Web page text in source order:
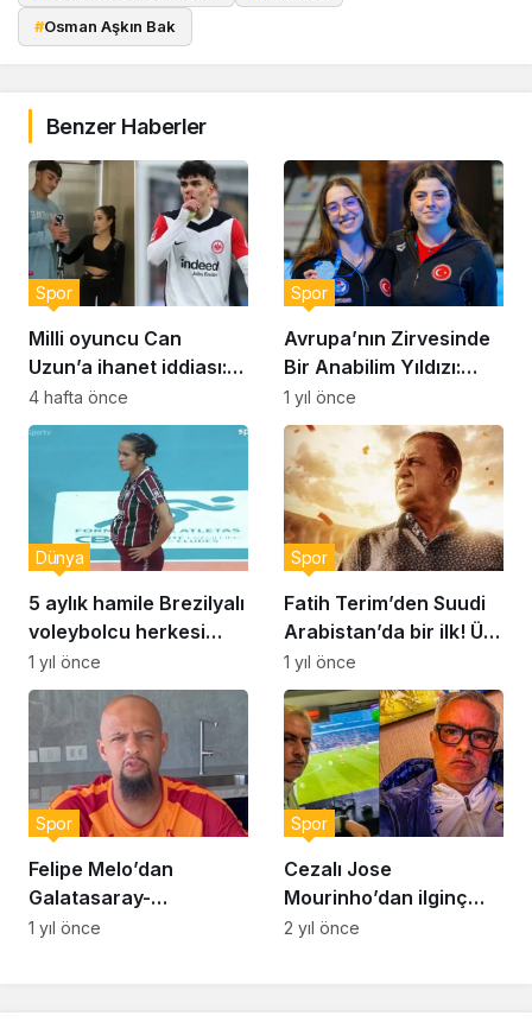
#Osman Aşkın Bak
Benzer Haberler
Milli oyuncu Can
Uzun’a ihanet iddiası:
‘Asla bir erkeğe bağımlı
olmayın’
Spor
4 hafta önce
Avrupa’nın Zirvesinde
Bir Anabilim Yıldızı:
Selin Hürmeriç
Spor
1 yıl önce
5 aylık hamile Brezilyalı
voleybolcu herkesi
şaşırttı!
Dünya
1 yıl önce
Fatih Terim’den Suudi
Arabistan’da bir ilk! Üst
üste iki maçını…
Spor
1 yıl önce
Felipe Melo’dan
Galatasaray-
Fenerbahçe maçı için
Spor
1 yıl önce
Cezalı Jose
Mourinho’dan ilginç
paylaşım! “Yüzümden
Spor
2 yıl önce